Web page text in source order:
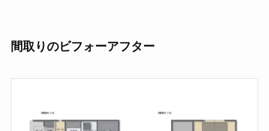
間取りのビフォーアフター